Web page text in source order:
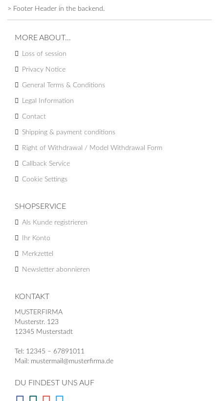
> Footer Header in the backend.
MORE ABOUT...
Loss of session
Privacy Notice
General Terms & Conditions
Legal Information
Contact
Shipping & payment conditions
Right of Withdrawal / Model Withdrawal Form
Callback Service
Cookie Settings
SHOPSERVICE
Als Kunde registrieren
Ihr Konto
Merkzettel
Newsletter abonnieren
KONTAKT
MUSTERFIRMA
Musterstr. 123
12345 Musterstadt
Tel: 12345 – 67891011
Mail: mustermail@musterfirma.de
DU FINDEST UNS AUF